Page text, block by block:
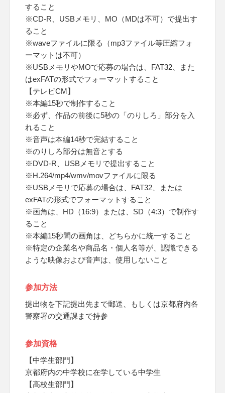
すること
※CD-R、USBメモリ、MO（MDは不可）で提出す
ること
※waveファイルに限る（mp3ファイル等圧縮フォ
ーマットは不可）
※USBメモリやMOで応募の場合は、FAT32、また
はexFATの形式でフォーマットすること
【テレビCM】
※本編15秒で制作すること
※必ず、作品の前後に5秒の「のりしろ」部分を入
れること
※音声は本編14秒で完結すること
※のりしろ部分は無音とする
※DVD-R、USBメモリで提出すること
※H.264/mp4/wmv/movファイルに限る
※USBメモリで応募の場合は、FAT32、または
exFATの形式でフォーマットすること
※画角は、HD（16:9）または、SD（4:3）で制作す
ること
※本編15秒間の画角は、どちらかに統一すること
※特定の企業名や商品名・個人名等が、認識できる
ような映像および音声は、使用しないこと
参加方法
提出物を下記提出先まで郵送、もしくは京都府内各
警察署の交通課まで持参
参加資格
【中学生部門】
京都府内の中学校に在学している中学生
【高校生部門】